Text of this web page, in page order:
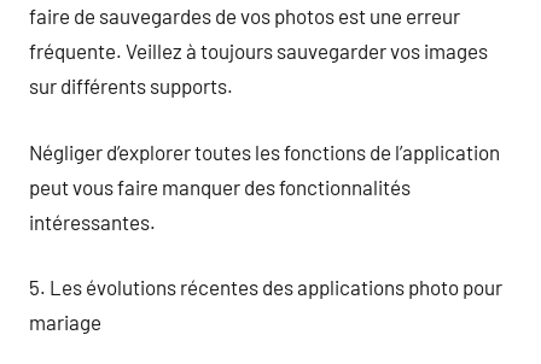
faire de sauvegardes de vos photos est une erreur
fréquente. Veillez à toujours sauvegarder vos images
sur différents supports.
Négliger d’explorer toutes les fonctions de l’application
peut vous faire manquer des fonctionnalités
intéressantes.
5. Les évolutions récentes des applications photo pour
mariage